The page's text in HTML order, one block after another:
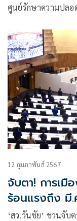
ศูนย์รักษาความปล
ห้วงเวลานี้
12 กุมภาพันธ์ 2567
จับตา! การเมื
ร้อนแรงถึง มี.
‘สว.วันชัย’ ชวนจับ